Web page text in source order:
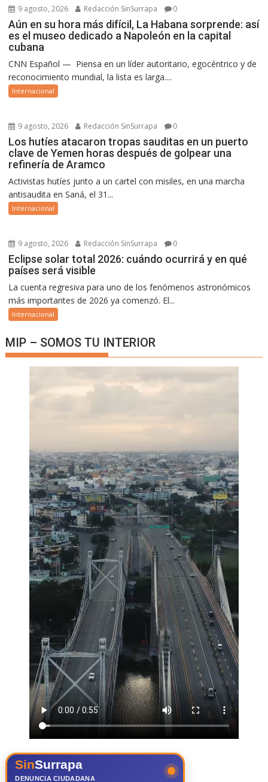
9 agosto, 2026 Redacción SinSurrapa 0
Aún en su hora más difícil, La Habana sorprende: así
es el museo dedicado a Napoleón en la capital
cubana
CNN Español — Piensa en un líder autoritario, egocéntrico y de
reconocimiento mundial, la lista es larga....
Internacional
9 agosto, 2026 Redacción SinSurrapa 0
Los hutíes atacaron tropas sauditas en un puerto
clave de Yemen horas después de golpear una
refinería de Aramco
Activistas hutíes junto a un cartel con misiles, en una marcha
antisaudita en Saná, el 31...
Internacional
9 agosto, 2026 Redacción SinSurrapa 0
Eclipse solar total 2026: cuándo ocurrirá y en qué
países será visible
La cuenta regresiva para uno de los fenómenos astronómicos
más importantes de 2026 ya comenzó. El...
Internacional
MIP – SOMOS TU INTERIOR
SinSurrapa
DENUNCIA CIUDADANA